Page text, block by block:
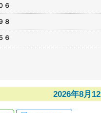
６
８
６
2026年8月